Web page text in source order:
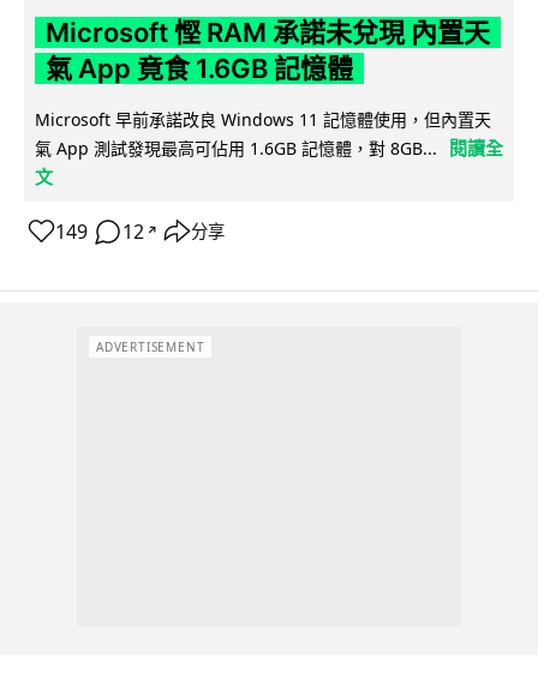
Microsoft 慳 RAM 承諾未兌現 內置天
氣 App 竟食 1.6GB 記憶體
Microsoft 早前承諾改良 Windows 11 記憶體使用，但內置天
氣 App 測試發現最高可佔用 1.6GB 記憶體，對 8GB...
閱讀全
文
149 12 ↗ 分享
ADVERTISEMENT